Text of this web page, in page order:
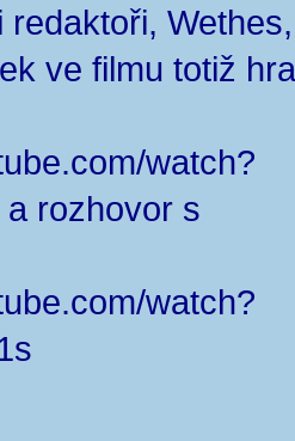
redaktoři, Wethes,
ve filmu totiž
watch?
rozhovor s
watch?